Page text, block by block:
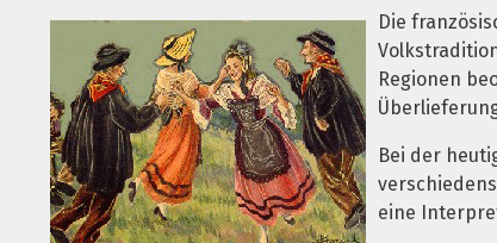
Die
Regionen
Bei der
eine